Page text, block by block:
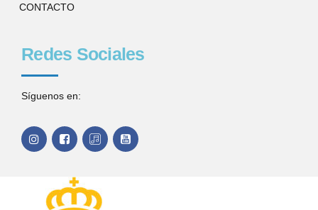
CONTACTO
Redes Sociales
Síguenos en: